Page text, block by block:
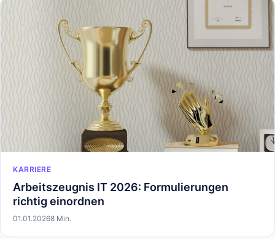
KARRIERE
Arbeitszeugnis IT 2026: Formulierungen
richtig einordnen
01.01.20268 Min.